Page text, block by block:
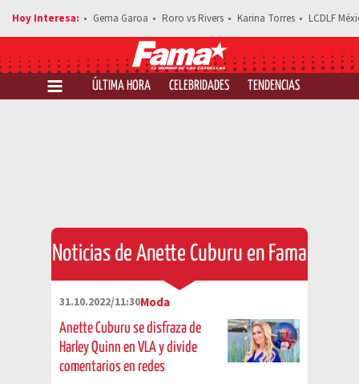
Gema Garoa Roro vs Rivers Karina Torres LCDLF
ÚLTIMA HORA CELEBRIDADES TENDENCIAS
Noticias de Anette Cuburu en Fama
31.10.2022/11:30Moda
Anette Cuburu se disfraza de
Harley Quinn en VLA y divide
comentarios en redes